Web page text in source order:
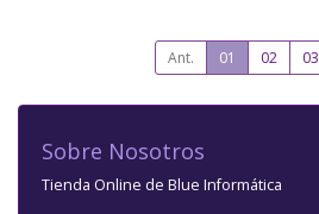
Ant. 01 02 03
Sobre Nosotros
Tienda Online de Blue Informática